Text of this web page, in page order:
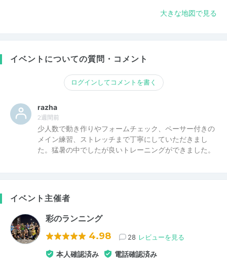
大きな地図で見る
イベントについての質問・コメント
ログインしてコメントを書く
razha
2週間前
少人数で動き作りやフォームチェック、ペーサー付きの
メイン練習、ストレッチまで丁寧にしていただきまし
た。猛暑の中でしたが良いトレーニングができました。
イベント主催者
彩のランニング
4.98 28 レビューを見る
本人確認済み 電話確認済み